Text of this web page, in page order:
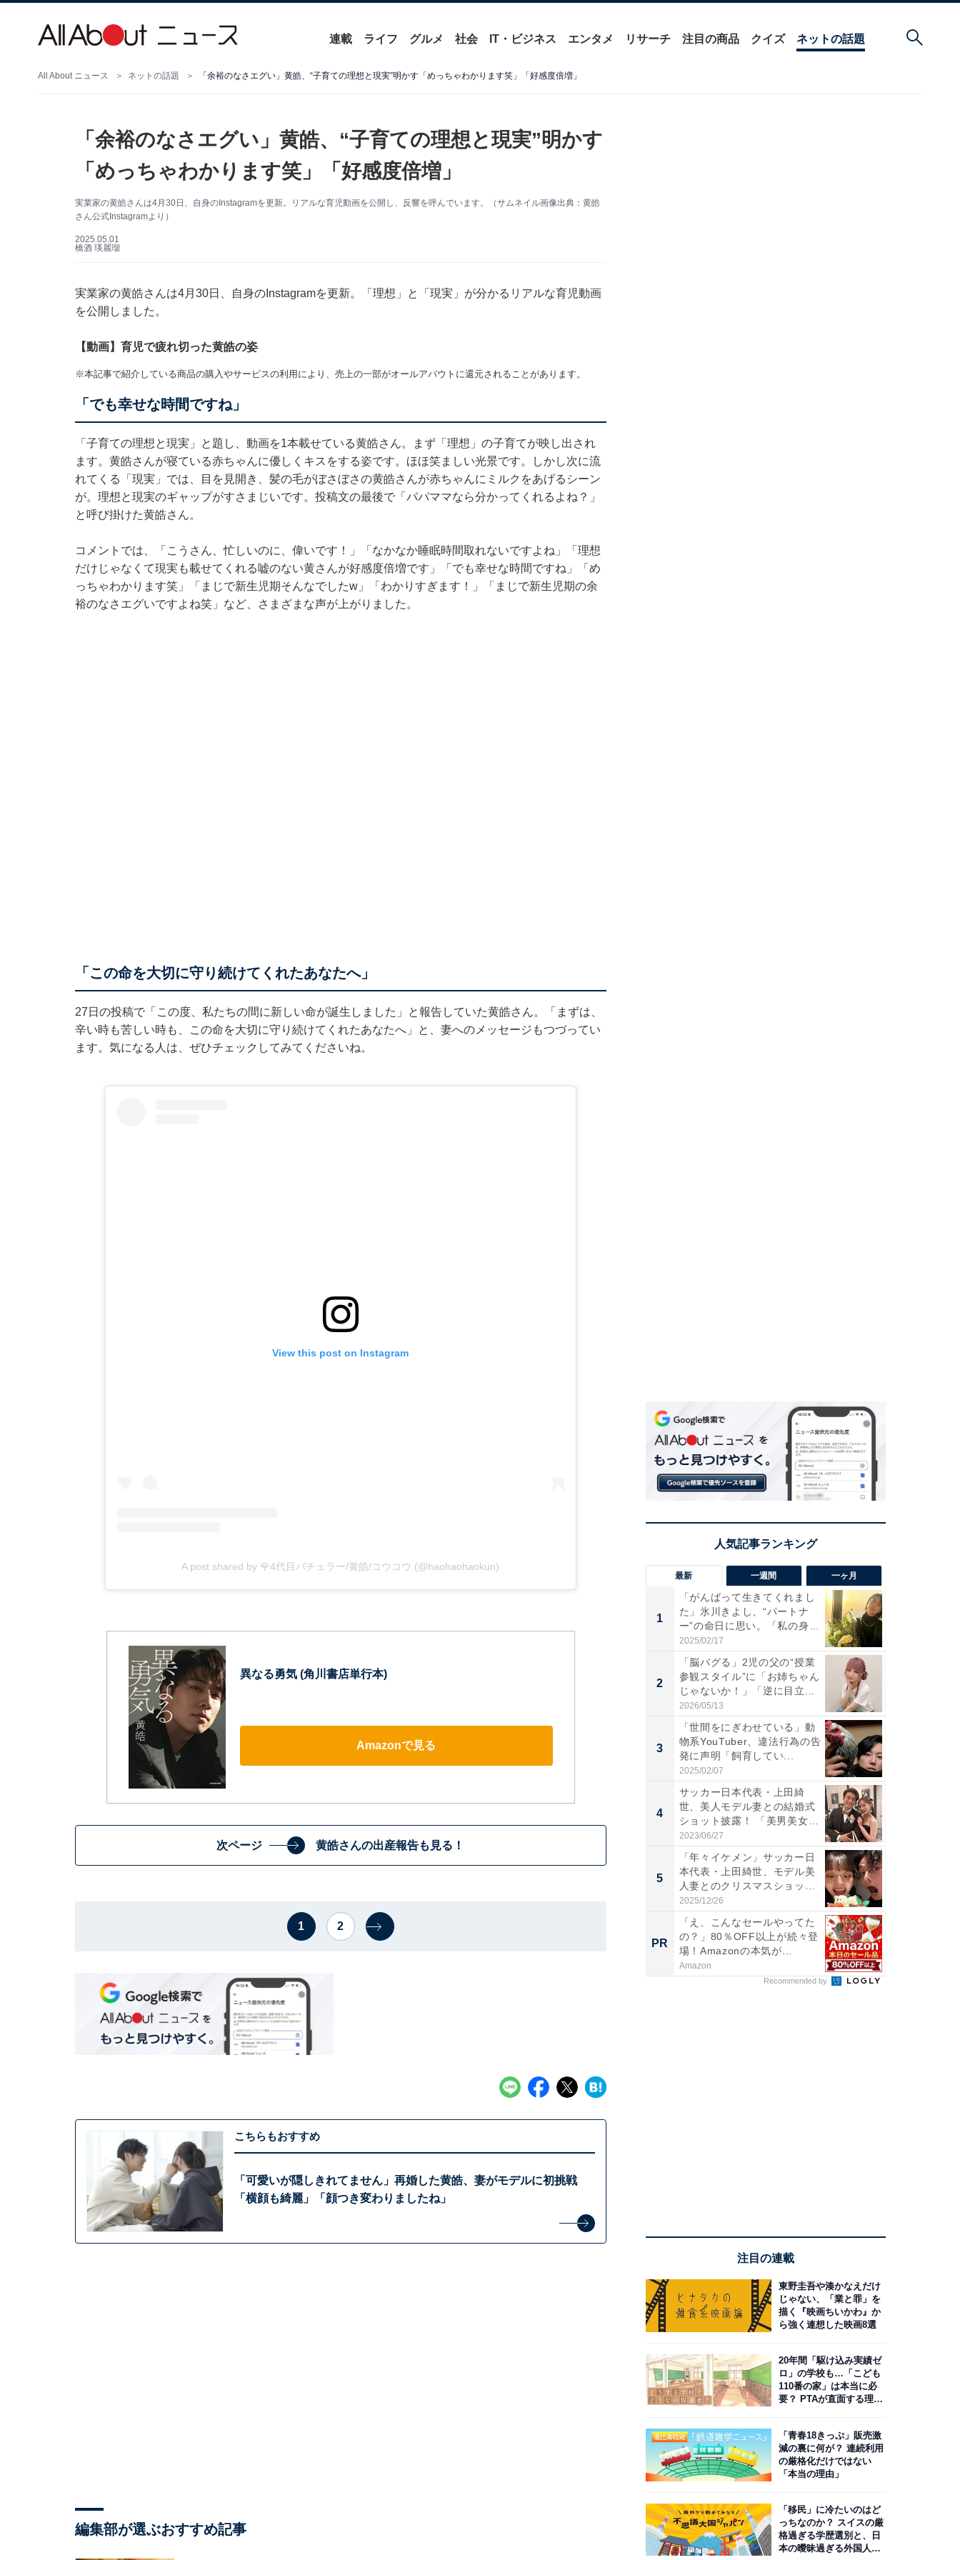
連載 ライフ グルメ 社会 IT・ビジネス エンタメ リサーチ 注目の商品 クイズ ネットの話題
All About ニュース ネットの話題 「余裕のなさエグい」黄皓、“子育ての理想と現実”明かす「めっちゃわかります笑」「好感度倍増」
「余裕のなさエグい」黄皓、“子育ての理想と現実”明かす
「めっちゃわかります笑」「好感度倍増」
実業家の黄皓さんは4月30日、自身のInstagramを更新。リアルな育児動画を公開し、反響を呼んでいます。（サムネイル画像出典：黄皓
さん公式Instagramより）
2025.05.01
橋酒 瑛麗瑠
実業家の黄皓さんは4月30日、自身のInstagramを更新。「理想」と「現実」が分かるリアルな育児動画
を公開しました。
【動画】育児で疲れ切った黄皓の姿
※本記事で紹介している商品の購入やサービスの利用により、売上の一部がオールアバウトに還元されることがあります。
「でも幸せな時間ですね」
「子育ての理想と現実」と題し、動画を1本載せている黄皓さん。まず「理想」の子育てが映し出され
ます。黄皓さんが寝ている赤ちゃんに優しくキスをする姿です。ほほ笑ましい光景です。しかし次に流
れてくる「現実」では、目を見開き、髪の毛がぼさぼさの黄皓さんが赤ちゃんにミルクをあげるシーン
が。理想と現実のギャップがすさまじいです。投稿文の最後で「パパママなら分かってくれるよね？」
と呼び掛けた黄皓さん。
コメントでは、「こうさん、忙しいのに、偉いです！」「なかなか睡眠時間取れないですよね」「理想
だけじゃなくて現実も載せてくれる嘘のない黄さんが好感度倍増です」「でも幸せな時間ですね」「め
っちゃわかります笑」「まじで新生児期そんなでしたw」「わかりすぎます！」「まじで新生児期の余
裕のなさエグいですよね笑」など、さまざまな声が上がりました。
「この命を大切に守り続けてくれたあなたへ」
27日の投稿で「この度、私たちの間に新しい命が誕生しました」と報告していた黄皓さん。「まずは、
辛い時も苦しい時も、この命を大切に守り続けてくれたあなたへ」と、妻へのメッセージもつづってい
ます。気になる人は、ぜひチェックしてみてくださいね。
View this post on Instagram
A post shared by 🌹4代目バチェラー/黄皓/コウコウ (@haohaohaokun)
異なる勇気 (角川書店単行本)
Amazonで見る
次ページ 黄皓さんの出産報告も見る！
1 2
こちらもおすすめ
「可愛いが隠しきれてません」再婚した黄皓、妻がモデルに初挑戦
「横顔も綺麗」「顔つき変わりましたね」
編集部が選ぶおすすめ記事
最新 一週間 一ヶ月
1
「がんばって生きてくれまし
た」氷川きよし、“パートナ
ー”の命日に思い。「私の身
体...
2025/02/17
2
「脳バグる」2児の父の“授業
参観スタイル”に「お姉ちゃん
じゃないか！」「逆に目立...
2026/05/13
3
「世間をにぎわせている」動
物系YouTuber、違法行為の告
発に声明「飼育してい...
2025/02/07
4
サッカー日本代表・上田綺
世、美人モデル妻との結婚式
ショット披露！ 「美男美女」
「...
2023/06/27
5
「年々イケメン」サッカー日
本代表・上田綺世、モデル美
人妻とのクリスマスショット
に...
2025/12/26
PR
「え、こんなセールやってた
の？」80％OFF以上が続々登
場！Amazonの本気が...
Amazon
Recommended by
注目の連載
東野圭吾や湊かなえだけ
じゃない、「業と罪」を
描く『映画ちいかわ』か
ら強く連想した映画8選
20年間「駆け込み実績ゼ
ロ」の学校も…「こども
110番の家」は本当に必
要？ PTAが直面する理想
「青春18きっぷ」販売激
減の裏に何が？ 連続利用
の厳格化だけではない
「本当の理由」
「移民」に冷たいのはど
っちなのか？ スイスの厳
格過ぎる学歴選別と、日
本の曖昧過ぎる外国人政